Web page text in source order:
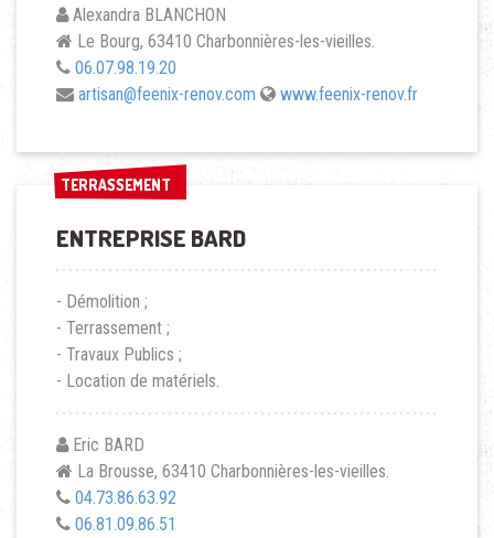
Alexandra BLANCHON
Le Bourg, 63410 Charbonnières-les-vieilles.
06.07.98.19.20
artisan@feenix-renov.com
www.feenix-renov.fr
TERRASSEMENT
TERRASSEMENT
ENTREPRISE BARD
- Démolition ;
- Terrassement ;
- Travaux Publics ;
- Location de matériels.
Eric BARD
La Brousse, 63410 Charbonnières-les-vieilles.
04.73.86.63.92
06.81.09.86.51